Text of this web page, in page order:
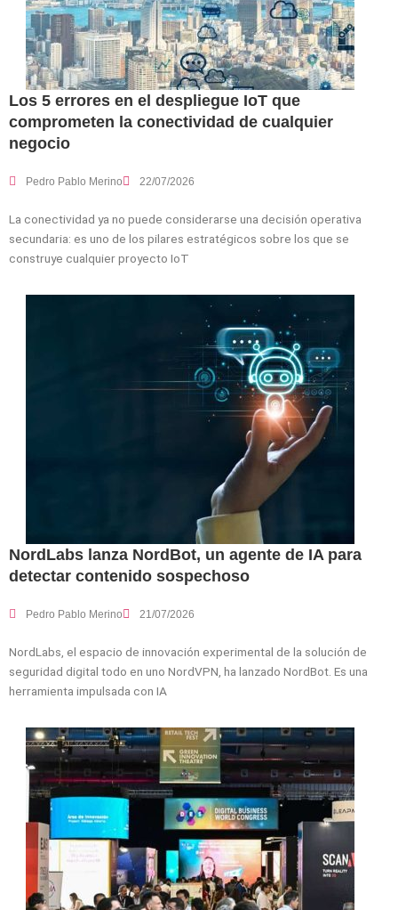
Los 5 errores en el despliegue IoT que
comprometen la conectividad de cualquier
negocio
Pedro Pablo Merino 22/07/2026
La conectividad ya no puede considerarse una decisión operativa
secundaria: es uno de los pilares estratégicos sobre los que se
construye cualquier proyecto IoT
NordLabs lanza NordBot, un agente de IA para
detectar contenido sospechoso
Pedro Pablo Merino 21/07/2026
NordLabs, el espacio de innovación experimental de la solución de
seguridad digital todo en uno NordVPN, ha lanzado NordBot. Es una
herramienta impulsada con IA